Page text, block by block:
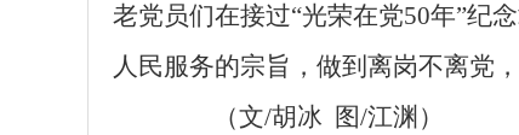
老党员们在接过“光荣在党50年”纪
人民服务的宗旨，做到离岗不离党
（文/胡冰 图/江渊）